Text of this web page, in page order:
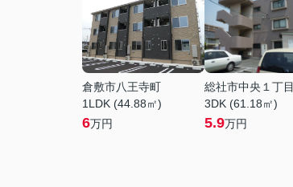
倉敷市八王寺町
1LDK (44.88㎡)
6万円
総社市中央１丁目
3DK (61.18㎡)
5.9万円